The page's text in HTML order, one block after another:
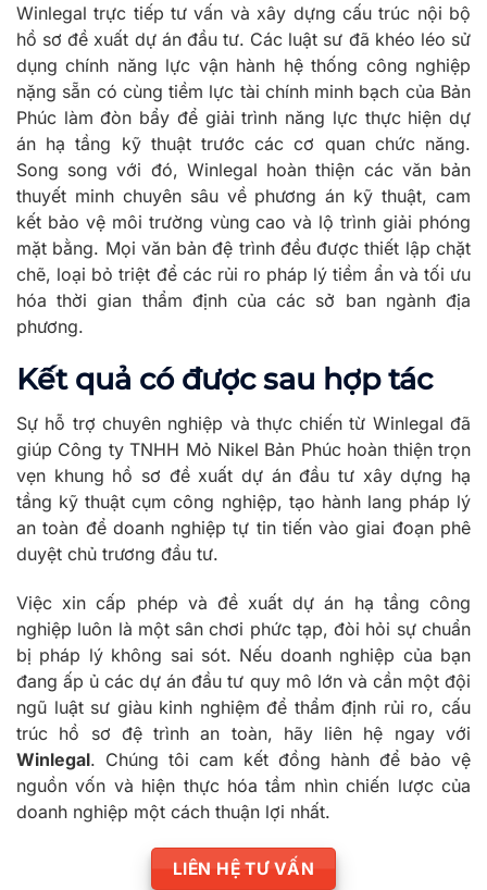
Winlegal trực tiếp tư vấn và xây dựng cấu trúc nội bộ
hồ sơ đề xuất dự án đầu tư. Các luật sư đã khéo léo sử
dụng chính năng lực vận hành hệ thống công nghiệp
nặng sẵn có cùng tiềm lực tài chính minh bạch của Bản
Phúc làm đòn bẩy để giải trình năng lực thực hiện dự
án hạ tầng kỹ thuật trước các cơ quan chức năng.
Song song với đó, Winlegal hoàn thiện các văn bản
thuyết minh chuyên sâu về phương án kỹ thuật, cam
kết bảo vệ môi trường vùng cao và lộ trình giải phóng
mặt bằng. Mọi văn bản đệ trình đều được thiết lập chặt
chẽ, loại bỏ triệt để các rủi ro pháp lý tiềm ẩn và tối ưu
hóa thời gian thẩm định của các sở ban ngành địa
phương.
Kết quả có được sau hợp tác
Sự hỗ trợ chuyên nghiệp và thực chiến từ Winlegal đã
giúp Công ty TNHH Mỏ Nikel Bản Phúc hoàn thiện trọn
vẹn khung hồ sơ đề xuất dự án đầu tư xây dựng hạ
tầng kỹ thuật cụm công nghiệp, tạo hành lang pháp lý
an toàn để doanh nghiệp tự tin tiến vào giai đoạn phê
duyệt chủ trương đầu tư.
Việc xin cấp phép và đề xuất dự án hạ tầng công
nghiệp luôn là một sân chơi phức tạp, đòi hỏi sự chuẩn
bị pháp lý không sai sót. Nếu doanh nghiệp của bạn
đang ấp ủ các dự án đầu tư quy mô lớn và cần một đội
ngũ luật sư giàu kinh nghiệm để thẩm định rủi ro, cấu
trúc hồ sơ đệ trình an toàn, hãy liên hệ ngay với
Winlegal. Chúng tôi cam kết đồng hành để bảo vệ
nguồn vốn và hiện thực hóa tầm nhìn chiến lược của
doanh nghiệp một cách thuận lợi nhất.
LIÊN HỆ TƯ VẤN